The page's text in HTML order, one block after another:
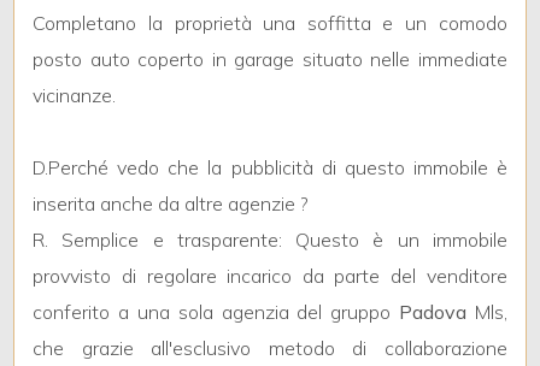
Completano la proprietà una soffitta e un comodo
posto auto coperto in garage situato nelle immediate
vicinanze.
D.Perché vedo che la pubblicità di questo immobile è
inserita anche da altre agenzie ?
R. Semplice e trasparente: Questo è un immobile
provvisto di regolare incarico da parte del venditore
conferito a una sola agenzia del gruppo Padova Mls,
che grazie all'esclusivo metodo di collaborazione
Camere
minime
2
3